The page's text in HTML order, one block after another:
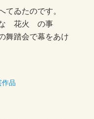
てゐたのです。
花火 の事
踏会で幕をあけ
品